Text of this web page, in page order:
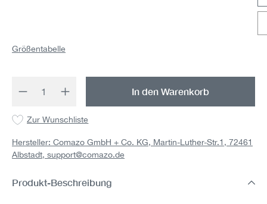
Größentabelle
Produkt Anzahl: Gib den gewünschten
In den Warenkorb
Zur Wunschliste
Hersteller: Comazo GmbH + Co. KG, Martin-Luther-Str.1, 72461
Albstadt, support@comazo.de
Produkt-Beschreibung